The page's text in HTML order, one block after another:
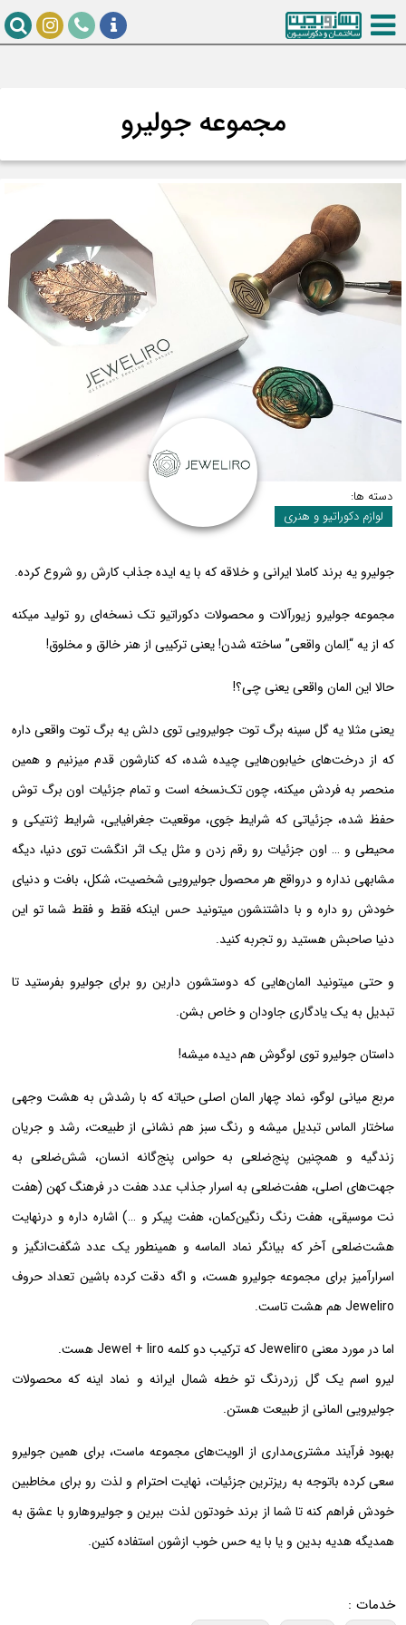
مجموعه جولیرو
دسته ها:
لوازم دکوراتیو و هنری
جولیرو یه برند کاملا ایرانی و خلاقه که با یه ایده جذاب کارش رو شروع کرده.
مجموعه جولیرو زیورآلات و محصولات دکوراتیو تک نسخه‌ای رو تولید میکنه
که از یه “اِلمان واقعی” ساخته شدن! یعنی ترکیبی از هنر خالق و مخلوق!
حالا این المان واقعی یعنی چی؟!
یعنی مثلا یه گل سینه برگ توت جولیرویی توی دلش یه برگ توت واقعی داره
که از درخت‌های خیابون‌هایی چیده شده، که کنارشون قدم میزنیم و همین
منحصر به فردش میکنه، چون تک‌نسخه است و تمام جزئیات اون برگ توش
حفظ شده، جزئیاتی که شرایط جَوی، موقعیت جغرافیایی، شرایط ژنتیکی و
محیطی و … اون جزئیات رو رقم زدن و مثل یک اثر انگشت توی دنیا، دیگه
مشابهی نداره و در‌واقع هر محصول جولیرویی شخصیت، شکل، بافت و دنیای
خودش رو داره و با داشتنشون میتونید حس اینکه فقط و فقط شما تو این
دنیا صاحبش هستید رو تجربه کنید.
و حتی میتونید المان‌هایی که دوستشون دارین رو برای جولیرو بفرستید تا
تبدیل به یک یادگاری جاودان و خاص بشن.
داستان جولیرو توی لوگوش هم دیده میشه!
مربع میانی لوگو، نماد چهار المان اصلی حیاته که با رشدش به هشت وجهی
ساختار الماس تبدیل میشه و رنگ سبز هم نشانی از طبیعت، رشد و جریان
زندگیه و همچنین پنج‌ضلعی به حواس پنج‌گانه انسان، شش‌ضلعی به
جهت‌های اصلی، هفت‌ضلعی به اسرار جذاب عدد هفت در فرهنگ کهن (هفت
نت موسیقی، هفت رنگ رنگین‌کمان، هفت پیکر و …) اشاره داره و در‌نهایت
هشت‌ضلعی آخر که بیانگر نماد الماسه و همینطور یک عدد شگفت‌انگیز و
اسرارآمیز برای مجموعه جولیرو هست، و اگه دقت کرده باشین تعداد حروف
Jeweliro هم هشت تاست.
اما در مورد معنی Jeweliro که ترکیب دو کلمه Jewel + liro هست.
لیرو اسم یک گل زرد‌رنگ تو خطه شمال ایرانه و نماد اینه که محصولات
جولیرویی المانی از طبیعت هستن.
بهبود فرآیند مشتری‌مداری از الویت‌های مجموعه ماست، برای همین جولیرو
سعی کرده با‌توجه به ریزترین جزئیات، نهایت احترام و لذت رو برای مخاطبین
خودش فراهم کنه تا شما از برند خودتون لذت ببرین و جولیروها‌رو با عشق به
همدیگه هدیه بدین و یا با یه حس خوب ازشون استفاده کنین.
خدمات :